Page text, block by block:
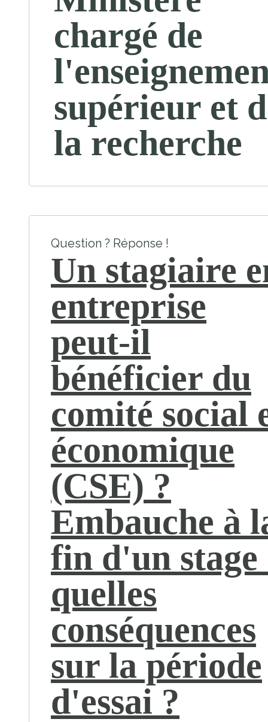
chargé de
supérieur et
la recherche
Question ? Réponse !
Un stagiaire
entreprise
peut-il
bénéficier du
comité social
économique
(CSE) ?
Embauche à
fin d'un stage
quelles
conséquences
sur la période
d'essai ?